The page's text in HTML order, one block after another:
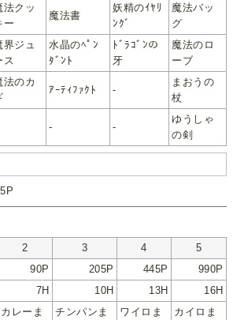
法クッ
ー
魔法書
妖精のｲﾔﾘ
ﾝｸﾞ
魔法バッ
グ
界ジュ
ス
水晶のﾍﾟﾝ
ﾀﾞﾝﾄ
ﾄﾞﾗｺﾞﾝの
牙
魔法のロ
ーブ
法のカ
ｱｰﾃｨﾌｧｸﾄ -
まおうの
杖
- -
ゆうしゃ
の剣
2 3 4
5
90P 205P 445P
990P
7H 10H 13H 16H
カレーま
チンパンま
ワイロま
カイロま